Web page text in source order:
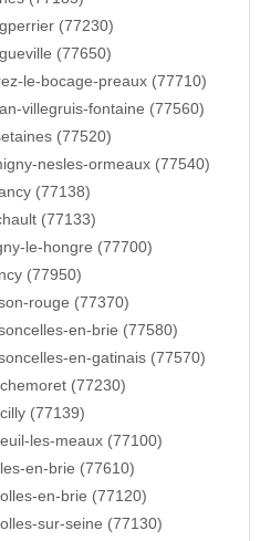
(77230)
(77650)
le-bocage-preaux (77710)
villegruis-fontaine (77560)
(77520)
nesles-ormeaux (77540)
(77138)
(77133)
le-hongre (77700)
(77950)
rouge (77370)
en-brie (77580)
en-gatinais (77570)
(77230)
(77139)
les-meaux (77100)
en-brie (77610)
en-brie (77120)
sur-seine (77130)